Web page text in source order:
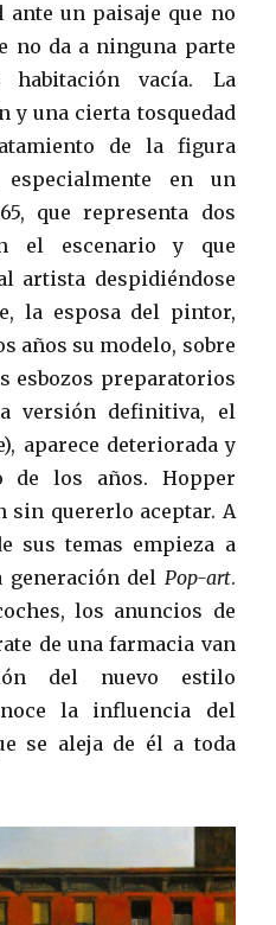
un paisaje que no
no da a ninguna parte
vacía. La
y una cierta tosquedad
de la figura
en un
que representa dos
el escenario y que
artista despidiéndose
la esposa del pintor,
años su modelo, sobre
esbozos preparatorios
versión definitiva, el
aparece deteriorada y
de los años. Hopper
sin quererlo aceptar. A
sus temas empieza a
generación del Pop-art.
los anuncios de
de una farmacia van
del nuevo estilo
la influencia del
se aleja de él a toda